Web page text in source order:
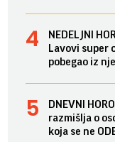
NEDELJNI
Lavovi super
pobegao iz nje
DNEVNI
razmišlja o
koja se ne